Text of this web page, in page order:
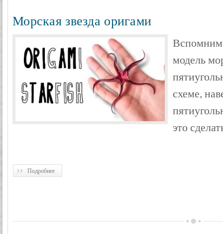
Морская звезда оригами
Вспомним
модель
схеме,
это
Подробнее